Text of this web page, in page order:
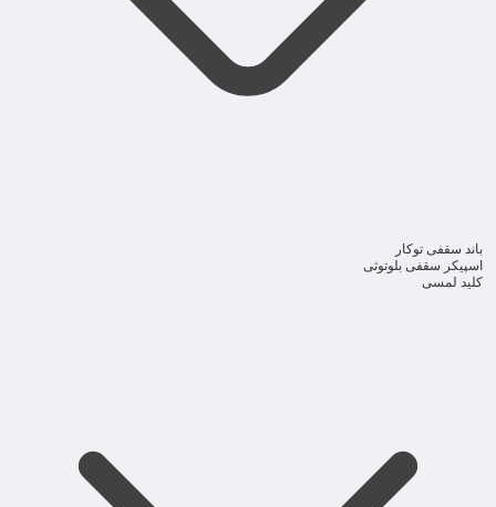
باند سقفی توکار
اسپیکر سقفی بلوتوثی
کلید لمسی